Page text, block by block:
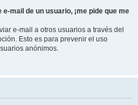
mail de un usuario, ¡me pide que me
e-mail a otros usuarios a través del
Esto es para prevenir el uso
anónimos.